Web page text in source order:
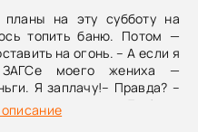
на эту субботу на
топить баню. Потом —
на огонь. – А если я
моего жениха —
Я заплачу!– Правда? –
взглядом. – Люба, а
другое?– Да кем вы себя
описание